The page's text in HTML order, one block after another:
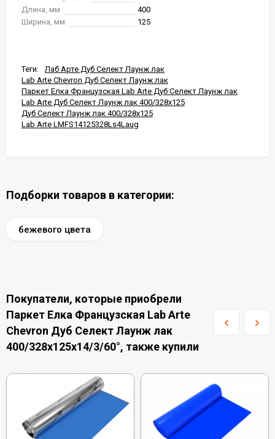
Длина, мм
400
Ширина, мм
125
Теги:
Лаб Арте Дуб Селект Лаунж лак
Lab Arte Chevron Дуб Селект Лаунж лак
Паркет Елка Французская Lab Arte Дуб Селект Лаунж лак
Lab Arte Дуб Селект Лаунж лак 400/328x125
Дуб Селект Лаунж лак 400/328x125
Lab Arte LMFS14125328Ls4Laug
Подборки товаров в категории:
бежевого цвета
Покупатели, которые приобрели
Паркет Елка Французская Lab Arte
Chevron Дуб Селект Лаунж лак
400/328х125х14/3/60°, также купили